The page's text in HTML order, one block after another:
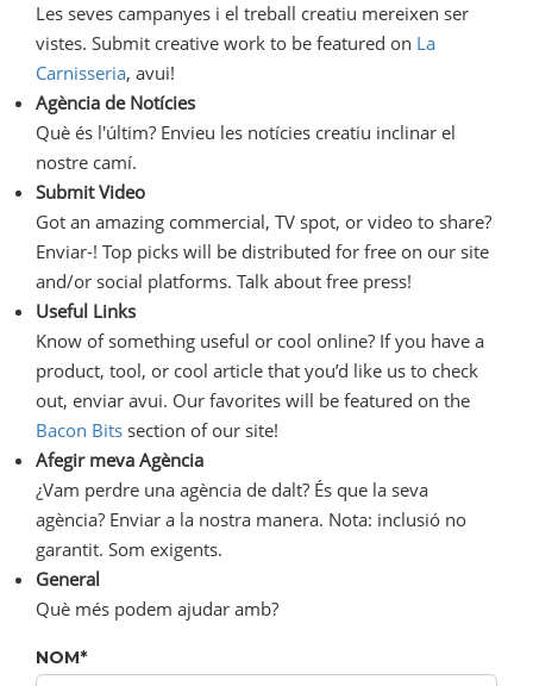
Les seves campanyes i el treball creatiu mereixen ser
vistes. Submit creative work to be featured on La
Carnisseria, avui!
Agència de Notícies
Què és l'últim? Envieu les notícies creatiu inclinar el
nostre camí.
Submit Video
Got an amazing commercial, TV spot, or video to share?
Enviar-! Top picks will be distributed for free on our site
and/or social platforms. Talk about free press!
Useful Links
Know of something useful or cool online? If you have a
product, tool, or cool article that you’d like us to check
out, enviar avui. Our favorites will be featured on the
Bacon Bits section of our site!
Afegir meva Agència
¿Vam perdre una agència de dalt? És que la seva
agència? Enviar a la nostra manera. Nota: inclusió no
garantit. Som exigents.
General
Què més podem ajudar amb?
NOM*